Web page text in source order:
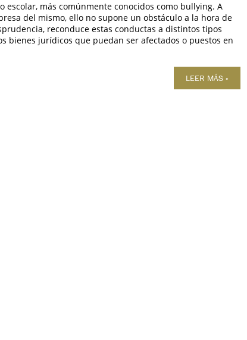
escolar, más comúnmente conocidos como bullying. A
del mismo, ello no supone un obstáculo a la hora de
reconduce estas conductas a distintos tipos
bienes jurídicos que puedan ser afectados o puestos en
LEER MÁS »